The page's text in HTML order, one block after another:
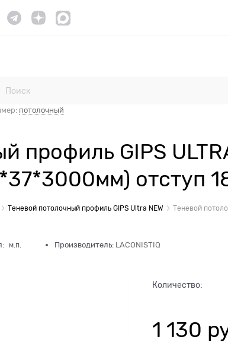
потолочный
профиль GIPS
отступ
Теневой потолочный профиль GIPS Ultra NEW Теневой
м.п. Производитель: LACONISTIQ
Количество:
1 130